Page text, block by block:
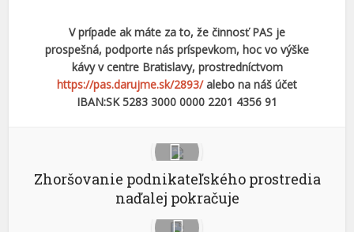
V prípade ak máte za to, že činnosť PAS je
prospešná, podporte nás príspevkom, hoc vo výške
kávy v centre Bratislavy, prostredníctvom
https://pas.darujme.sk/2893/alebo na náš účet
IBAN:SK 5283 3000 0000 2201 4356 91
Zhoršovanie podnikateľského prostredia
naďalej pokračuje